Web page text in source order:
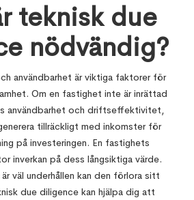
teknisk due
nödvändig?
användbarhet är viktiga faktorer för
Om en fastighet inte är inrättad
användbarhet och driftseffektivitet,
tillräckligt med inkomster för
på investeringen. En fastighets
inverkan på dess långsiktiga värde.
väl underhållen kan den förlora sitt
due diligence kan hjälpa dig att